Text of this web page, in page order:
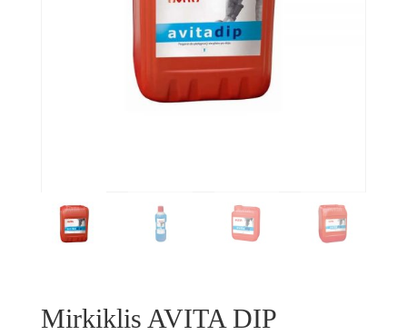
Mirkiklis AVITA DIP